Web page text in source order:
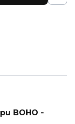
BOHO -